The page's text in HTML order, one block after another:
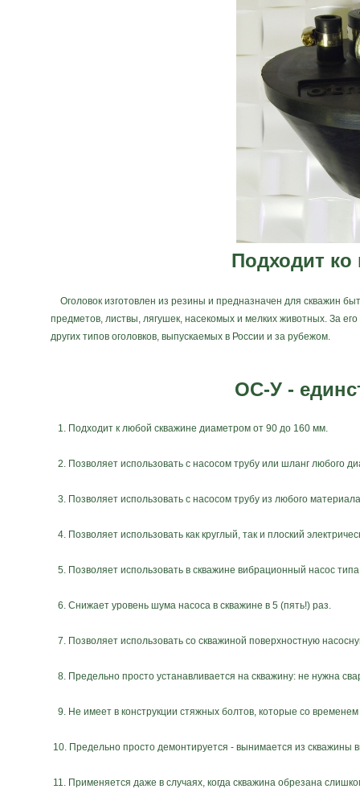
Подходит ко
Оголовок изготовлен из резины и предназначен для скважин
предметов, листвы, лягушек, насекомых и мелких животных. За
других типов оголовков, выпускаемых в России и за рубежом.
ОС-У -
1. Подходит к любой скважине диаметром от 90 до 160 мм.
2. Позволяет использовать с насосом трубу или шланг любого
3. Позволяет использовать с насосом трубу из любого
4. Позволяет использовать как круглый, так и плоский
5. Позволяет использовать в скважине вибрационный насос
6. Снижает уровень шума насоса в скважине в 5 (пять!) раз.
7. Позволяет использовать со скважиной поверхностную
8. Предельно просто устанавливается на скважину: не нужна
9. Не имеет в конструкции стяжных болтов, которые со
10. Предельно просто демонтируется - вынимается из скважины
11. Применяется даже в случаях, когда скважина обрезана